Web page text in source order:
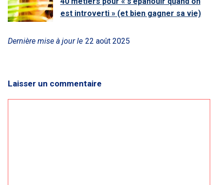
est introverti » (et bien gagner sa vie)
Dernière mise à jour le 22 août 2025
Laisser un commentaire